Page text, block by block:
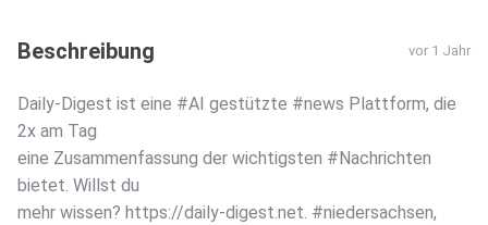
Beschreibung vor 1 Jahr
Daily-Digest ist eine #AI gestützte #news Plattform, die
2x am Tag
eine Zusammenfassung der wichtigsten #Nachrichten
bietet. Willst du
mehr wissen? https://daily-digest.net. #niedersachsen,